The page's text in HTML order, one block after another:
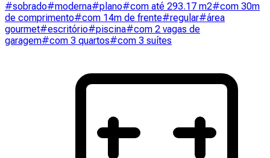
#sobrado#moderna#plano#com até 293.17 m2#com 30m
de comprimento#com 14m de frente#regular#área
gourmet#escritório#piscina#com 2 vagas de
garagem#com 3 quartos#com 3 suítes